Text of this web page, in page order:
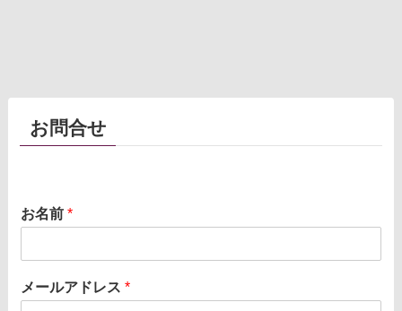
お問合せ
お名前*
メールアドレス*